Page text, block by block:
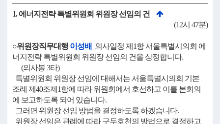
1. 에너지전략 특별위원회 위원장 선임의 건
(12시 47분)
○위원장직무대행 이성배 의사일정 제1항 서울특별시의회 에
너지전략 특별위원회 위원장 선임의 건을 상정합니다.
(의사봉 3타)
특별위원회 위원장 선임에 대해서는 서울특별시의회 기본
조례 제40조제1항에 따라 위원회에서 호선하고 이를 본회의
에 보고하도록 되어 있습니다.
그러면 위원장 선임 방법을 결정하도록 하겠습니다.
위원장 선임은 관례에 따라 구두호천의 방법으로 결정하고